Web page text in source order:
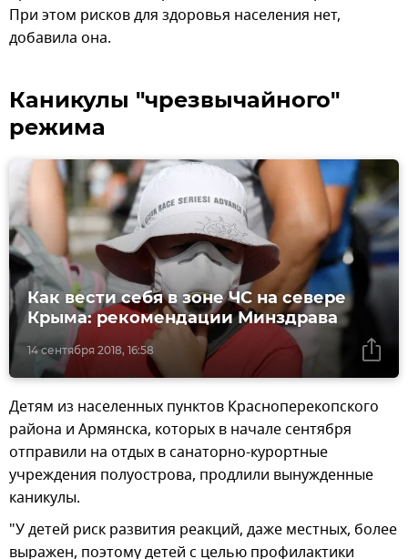
При этом рисков для здоровья населения нет,
добавила она.
Каникулы "чрезвычайного"
режима
14 сентября 2018, 16:58
Как вести себя в зоне ЧС на севере
Крыма: рекомендации Минздрава
Детям из населенных пунктов Красноперекопского
района и Армянска, которых в начале сентября
отправили на отдых в санаторно-курортные
учреждения полуострова, продлили вынужденные
каникулы.
"У детей риск развития реакций, даже местных, более
выражен, поэтому детей с целью профилактики